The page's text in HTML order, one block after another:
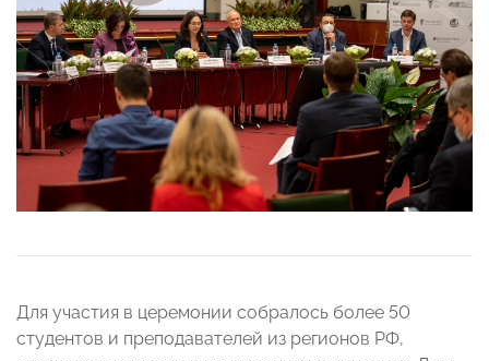
Для участия в церемонии собралось более 50
студентов и преподавателей из регионов РФ,